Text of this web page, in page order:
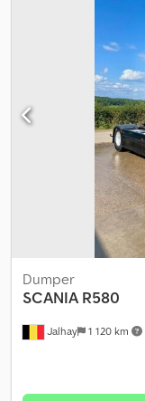
Jalhay 1 120 km
Dumper
SCANIA R580